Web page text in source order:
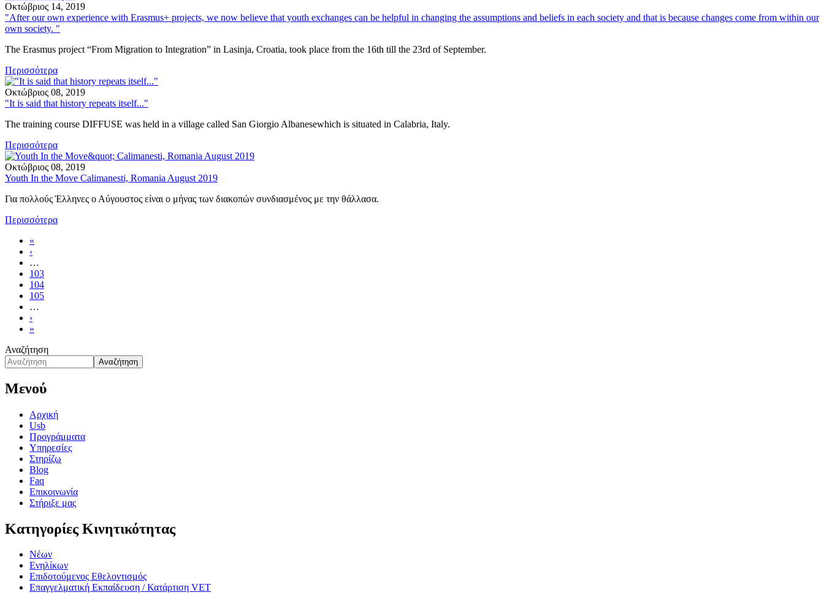
Οκτώβριος 14, 2019
"After our own experience with Erasmus+ projects, we now believe that youth exchanges can be helpful in changing the assumptions and beliefs in each society and that is because changes come from within our
own society. "
The Erasmus project “From Migration to Integration” in Lasinja, Croatia, took place from the 16th till the 23rd of September.
Περισσότερα
Οκτώβριος 08, 2019
"It is said that history repeats itself..."
The training course DIFFUSE was held in a village called San Giorgio Albanesewhich is situated in Calabria, Italy.
Περισσότερα
Οκτώβριος 08, 2019
Youth In the Move Calimanesti, Romania August 2019
Για πολλούς Έλληνες ο Αύγουστος είναι ο μήνας των διακοπών συνδιασμένος με την θάλλασα.
Περισσότερα
Σελιδοποίηση
First
page
«
Προηγούμενη
σελίδα
‹
…
Σελίδα
103
Τρέχουσα
σελίδα
104
Σελίδα
105
…
Next
page
›
Last
»
Αναζήτηση
Αναζήτηση
Μενού
Αρχική
Usb
Προγράμματα
Υπηρεσίες
Στηρίζω
Blog
Faq
Επικοινωνία
Στήριξε μας
Κατηγορίες Κινητικότητας
Νέων
Ενηλίκων
Επιδοτούμενος Εθελοντισμός
Επαγγελματική Εκπαίδευση / Κατάρτιση VET